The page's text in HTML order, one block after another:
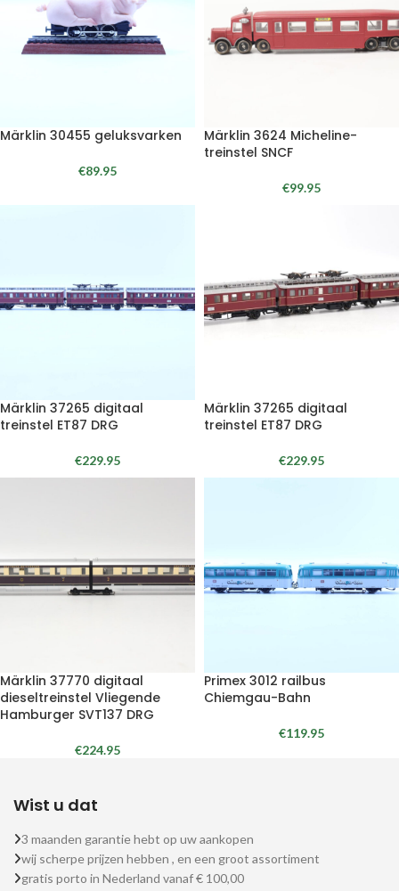
Märklin 30455 geluksvarken
€89.95
Märklin 3624 Micheline-
treinstel SNCF
€99.95
Märklin 37265 digitaal
treinstel ET87 DRG
€229.95
Märklin 37265 digitaal
treinstel ET87 DRG
€229.95
Märklin 37770 digitaal
dieseltreinstel Vliegende
Hamburger SVT137 DRG
€224.95
Primex 3012 railbus
Chiemgau-Bahn
€119.95
Wist u dat
3 maanden garantie hebt op uw aankopen
wij scherpe prijzen hebben , en een groot assortiment
gratis porto in Nederland vanaf € 100,00